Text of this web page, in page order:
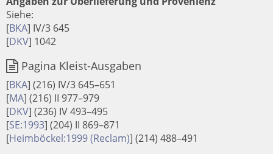
Siehe:
[BKA] IV/3 645
[DKV] 1042
Pagina Kleist-Ausgaben
[BKA] (216) IV/3 645–651
[MA] (216) II 977–979
[DKV] (236) IV 493–495
[SE:1993] (204) II 869–871
[Heimböckel:1999 (Reclam)] (214) 488–491